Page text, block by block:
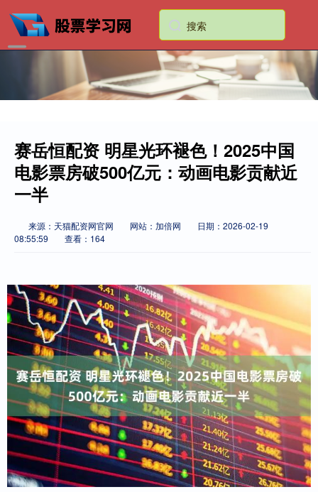
赛岳恒配资 明星光环褪色！2025中国
电影票房破500亿元：动画电影贡献近
一半
来源：天猫配资网官网 网站：加倍网
日期：2026-02-19
08:55:59
查看：164